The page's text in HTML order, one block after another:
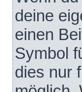
deine
einen
Symbol
dies nur